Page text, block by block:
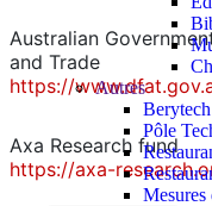
Autres
Berytech
Pôle
Mesures
Australian
and Trade
https://
Axa Research fund
https://axa-